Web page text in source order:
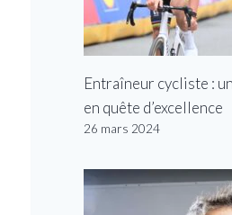
Entraîneur cycliste :
en quête d’excellence
26 mars 2024